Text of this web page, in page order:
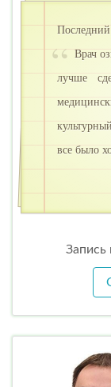
Врач
лучше
все было
Запись